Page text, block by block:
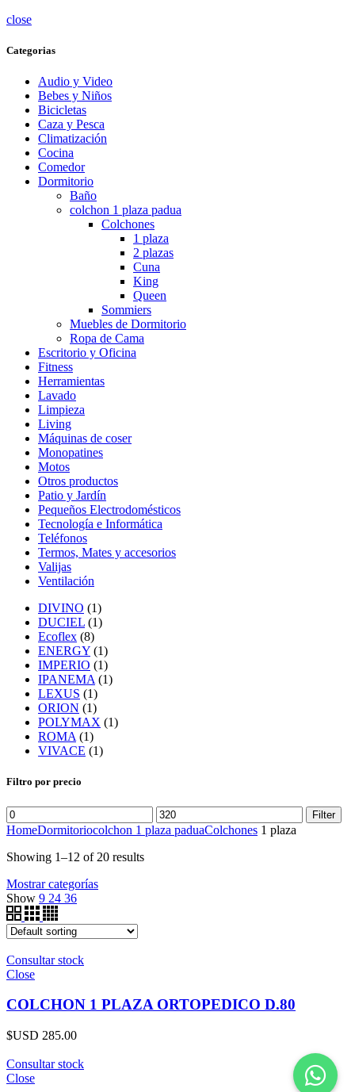
close
Categorias
Audio y Video
Bebes y Niños
Bicicletas
Caza y Pesca
Climatización
Cocina
Comedor
Dormitorio
Baño
colchon 1 plaza padua
Colchones
1 plaza
2 plazas
Cuna
King
Queen
Sommiers
Muebles de Dormitorio
Ropa de Cama
Escritorio y Oficina
Fitness
Herramientas
Lavado
Limpieza
Living
Máquinas de coser
Monopatines
Motos
Otros productos
Patio y Jardín
Pequeños Electrodomésticos
Tecnología e Informática
Teléfonos
Termos, Mates y accesorios
Valijas
Ventilación
DIVINO (1)
DUCIEL (1)
Ecoflex (8)
ENERGY (1)
IMPERIO (1)
IPANEMA (1)
LEXUS (1)
ORION (1)
POLYMAX (1)
ROMA (1)
VIVACE (1)
Filtro por precio
Filter
HomeDormitoriocolchon 1 plaza paduaColchones 1 plaza
Showing 1–12 of 20 results
Mostrar categorías
Show 9 24 36
Consultar stock
Close
COLCHON 1 PLAZA ORTOPEDICO D.80
$USD 285.00
Consultar stock
Close